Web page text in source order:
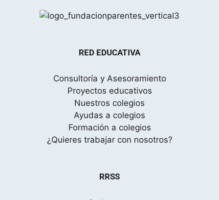
RED EDUCATIVA
Consultoría y Asesoramiento
Proyectos educativos
Nuestros colegios
Ayudas a colegios
Formación a colegios
¿Quieres trabajar con nosotros?
RRSS